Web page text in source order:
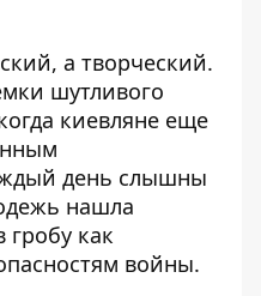
а творческий.
шутливого
киевляне еще
день слышны
нашла
гробу как
войны.